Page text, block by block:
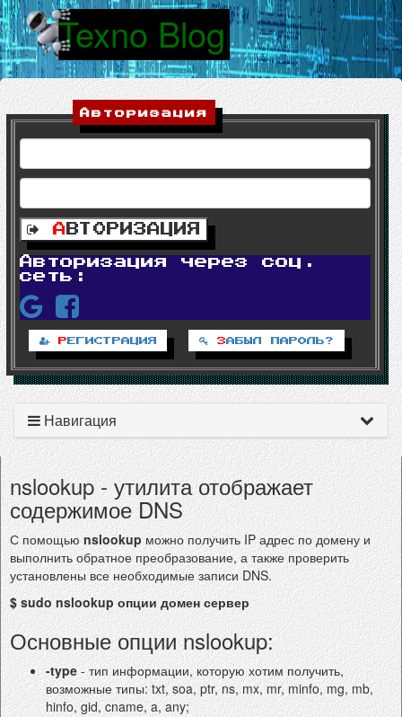
Texno Blog
Авторизация
А ВТОРИЗАЦИЯ
Авторизация через соц.
сеть:
Р ЕГИСТРАЦИЯ ЗАБЫЛ ПАРОЛЬ?
Навигация
nslookup - утилита отображает
содержимое DNS
С помощьюnslookupможно получить IP адрес по домену и
выполнить обратное преобразование, а также проверить
установлены все необходимые записи DNS.
$ sudo nslookup опции домен сервер
Основные опции nslookup:
-type- тип информации, которую хотим получить,
возможные типы: txt, soa, ptr, ns, mx, mr, minfo, mg, mb,
hinfo, gid, cname, a, any;